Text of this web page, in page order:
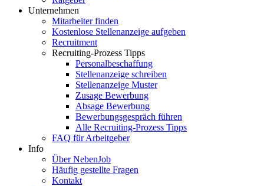
Unternehmen
Mitarbeiter finden
Kostenlose Stellenanzeige aufgeben
Recruitment
Recruiting-Prozess Tipps
Personalbeschaffung
Stellenanzeige schreiben
Stellenanzeige Muster
Zusage Bewerbung
Absage Bewerbung
Bewerbungsgespräch führen
Alle Recruiting-Prozess Tipps
FAQ für Arbeitgeber
Info
Über NebenJob
Häufig gestellte Fragen
Kontakt